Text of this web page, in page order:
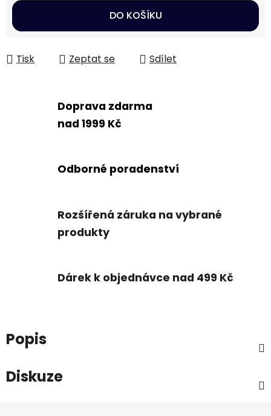
Měrná cena:
DO KOŠÍKU
Tisk Zeptat se Sdílet
Doprava zdarma
nad 1999 Kč
Odborné poradenství
Rozšířená záruka na vybrané
produkty
Dárek k objednávce nad 499 Kč
Popis
Diskuze